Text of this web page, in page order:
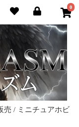
0
売 / ミニチュアホビ